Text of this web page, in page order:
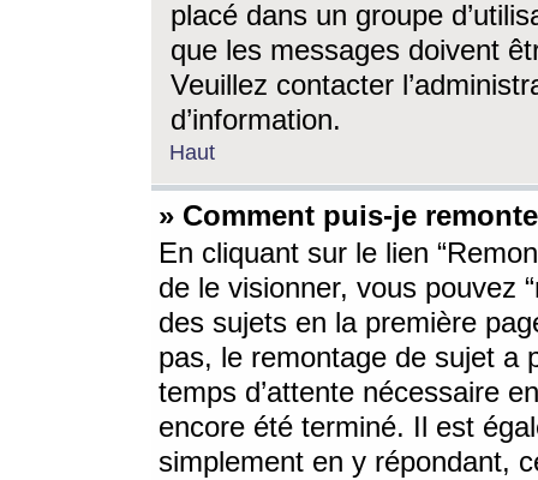
placé dans un groupe
que les messages doivent
Veuillez contacter
d’information.
Haut
» Comment puis-je
En cliquant sur le lien
de le visionner, vous pouvez
des sujets en la première
pas, le remontage de sujet a
temps d’attente nécessaire
encore été terminé. Il est
simplement en y répondant,